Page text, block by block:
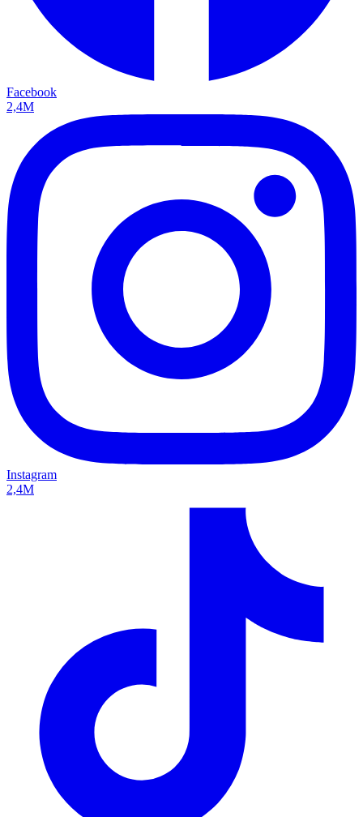
Facebook
2,4M
Instagram
2,4M